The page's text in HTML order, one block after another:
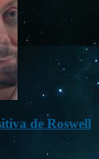
de Roswell